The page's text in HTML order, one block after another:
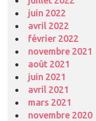
juin 2022
avril 2022
février 2022
novembre 2021
août 2021
juin 2021
avril 2021
mars 2021
novembre 2020